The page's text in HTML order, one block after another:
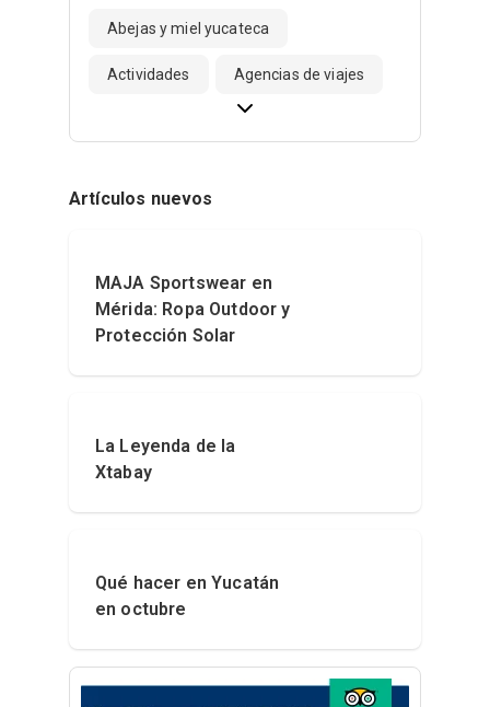
Abejas y miel yucateca
Actividades Agencias de viajes
Artículos nuevos
MAJA Sportswear en
Mérida: Ropa Outdoor y
Protección Solar
La Leyenda de la
Xtabay
Qué hacer en Yucatán
en octubre